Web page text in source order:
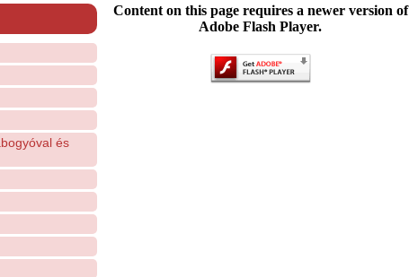
és
Content on this page requires a newer version of
Adobe Flash Player.